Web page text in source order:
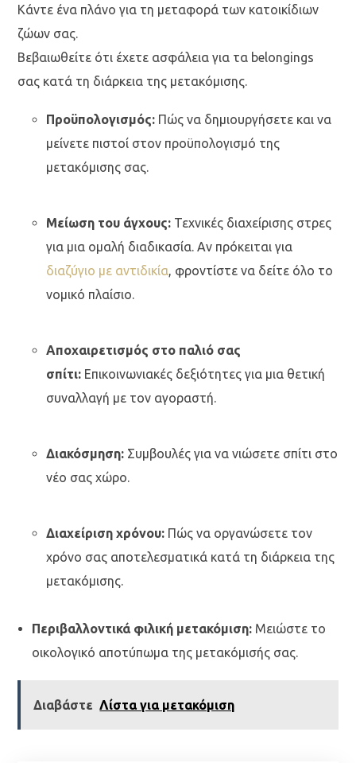
Κάντε ένα πλάνο για τη μεταφορά των κατοικίδιων
ζώων σας.
Βεβαιωθείτε ότι έχετε ασφάλεια για τα belongings
σας κατά τη διάρκεια της μετακόμισης.
Προϋπολογισμός:Πώς να δημιουργήσετε και να
μείνετε πιστοί στον προϋπολογισμό της
μετακόμισης σας.
Μείωση του άγχους:Τεχνικές διαχείρισης στρες
για μια ομαλή διαδικασία. Αν πρόκειται για
διαζύγιο με αντιδικία, φροντίστε να δείτε όλο το
νομικό πλαίσιο.
Αποχαιρετισμός στο παλιό σας
σπίτι:Επικοινωνιακές δεξιότητες για μια θετική
συναλλαγή με τον αγοραστή.
Διακόσμηση:Συμβουλές για να νιώσετε σπίτι στο
νέο σας χώρο.
Διαχείριση χρόνου:Πώς να οργανώσετε τον
χρόνο σας αποτελεσματικά κατά τη διάρκεια της
μετακόμισης.
Περιβαλλοντικά φιλική μετακόμιση: Μειώστε το
οικολογικό αποτύπωμα της μετακόμισής σας.
Διαβάστε Λίστα για μετακόμιση